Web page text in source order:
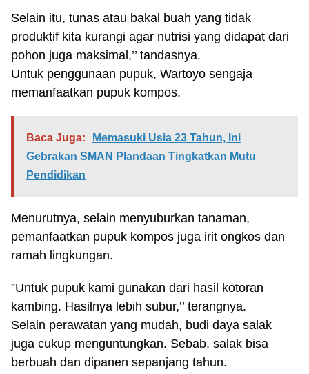
Selain itu, tunas atau bakal buah yang tidak
produktif kita kurangi agar nutrisi yang didapat dari
pohon juga maksimal,’’ tandasnya.
Untuk penggunaan pupuk, Wartoyo sengaja
memanfaatkan pupuk kompos.
Baca Juga:
Memasuki Usia 23 Tahun, Ini
Gebrakan SMAN Plandaan Tingkatkan Mutu
Pendidikan
Menurutnya, selain menyuburkan tanaman,
pemanfaatkan pupuk kompos juga irit ongkos dan
ramah lingkungan.
”Untuk pupuk kami gunakan dari hasil kotoran
kambing. Hasilnya lebih subur,’’ terangnya.
Selain perawatan yang mudah, budi daya salak
juga cukup menguntungkan. Sebab, salak bisa
berbuah dan dipanen sepanjang tahun.